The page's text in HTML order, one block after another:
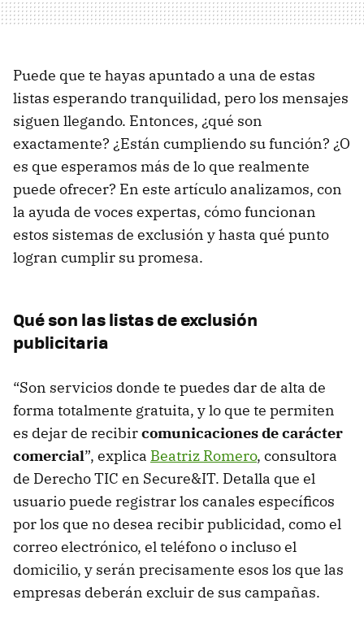
Puede que te hayas apuntado a una de estas
listas esperando tranquilidad, pero los mensajes
siguen llegando. Entonces, ¿qué son
exactamente? ¿Están cumpliendo su función? ¿O
es que esperamos más de lo que realmente
puede ofrecer? En este artículo analizamos, con
la ayuda de voces expertas, cómo funcionan
estos sistemas de exclusión y hasta qué punto
logran cumplir su promesa.
Qué son las listas de exclusión
publicitaria
“Son servicios donde te puedes dar de alta de
forma totalmente gratuita, y lo que te permiten
es dejar de recibircomunicaciones de carácter
comercial”, explica Beatriz Romero, consultora
de Derecho TIC en Secure&IT. Detalla que el
usuario puede registrar los canales específicos
por los que no desea recibir publicidad, como el
correo electrónico, el teléfono o incluso el
domicilio, y serán precisamente esos los que las
empresas deberán excluir de sus campañas.